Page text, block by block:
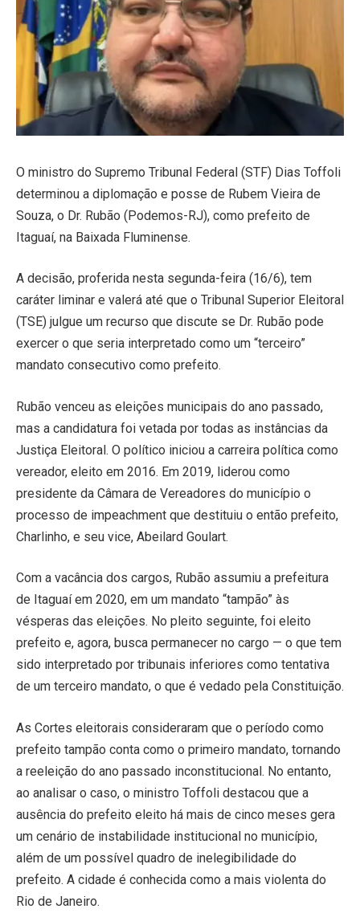
O ministro do Supremo Tribunal Federal (STF) Dias Toffoli
determinou a diplomação e posse de Rubem Vieira de
Souza, o Dr. Rubão (Podemos-RJ), como prefeito de
Itaguaí, na Baixada Fluminense.
A decisão, proferida nesta segunda-feira (16/6), tem
caráter liminar e valerá até que o Tribunal Superior Eleitoral
(TSE) julgue um recurso que discute se Dr. Rubão pode
exercer o que seria interpretado como um “terceiro”
mandato consecutivo como prefeito.
Rubão venceu as eleições municipais do ano passado,
mas a candidatura foi vetada por todas as instâncias da
Justiça Eleitoral. O político iniciou a carreira política como
vereador, eleito em 2016. Em 2019, liderou como
presidente da Câmara de Vereadores do município o
processo de impeachment que destituiu o então prefeito,
Charlinho, e seu vice, Abeilard Goulart.
Com a vacância dos cargos, Rubão assumiu a prefeitura
de Itaguaí em 2020, em um mandato “tampão” às
vésperas das eleições. No pleito seguinte, foi eleito
prefeito e, agora, busca permanecer no cargo — o que tem
sido interpretado por tribunais inferiores como tentativa
de um terceiro mandato, o que é vedado pela Constituição.
As Cortes eleitorais consideraram que o período como
prefeito tampão conta como o primeiro mandato, tornando
a reeleição do ano passado inconstitucional. No entanto,
ao analisar o caso, o ministro Toffoli destacou que a
ausência do prefeito eleito há mais de cinco meses gera
um cenário de instabilidade institucional no município,
além de um possível quadro de inelegibilidade do
prefeito. A cidade é conhecida como a mais violenta do
Rio de Janeiro.